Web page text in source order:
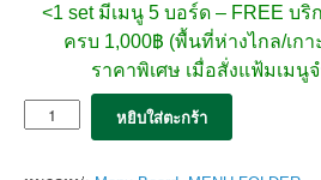
<1 set มีเมนู 5 บอร์ด – FREE บริ
ครบ 1,000฿ (พื้นที่ห่างไกล/เกา
ราคาพิเศษ เมื่อสั่งแฟ้มเมนู
จำนวน
5x
หยิบใส่ตะกร้า